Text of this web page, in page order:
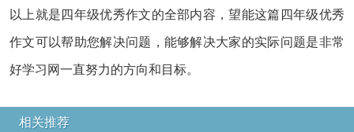
以上就是四年级优秀作文的全部内容，望能这篇四年级优秀
作文可以帮助您解决问题，能够解决大家的实际问题是非常
好学习网一直努力的方向和目标。
相关推荐